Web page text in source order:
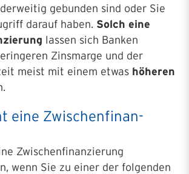
gebunden sind oder Sie
darauf haben. Solch eine
lassen sich Banken
Zinsmarge und der
meist mit einem etwas höheren
eine Zwischen­finan­
Zwischenfinanzierung
wenn Sie zu einer der folgenden